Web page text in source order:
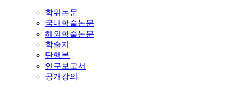
학위논문
국내학술논문
해외학술논문
학술지
단행본
연구보고서
공개강의